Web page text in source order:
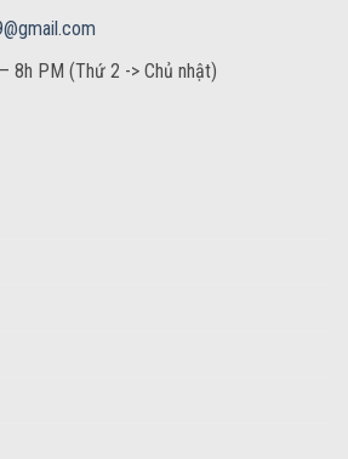
8h PM (Thứ 2 -> Chủ nhật)